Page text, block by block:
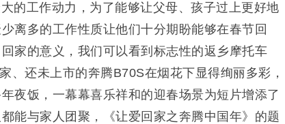
的工作动力，为了能够让父母、孩子过上更好地
离多的工作性质让他们十分期盼能够在春节回
家的意义，我们可以看到标志性的返乡摩托车
、还未上市的奔腾B70S在烟花下显得绚丽多彩，
夜饭，一幕幕喜乐祥和的迎春场景为短片增添了
能与家人团聚，《让爱回家之奔腾中国年》的题